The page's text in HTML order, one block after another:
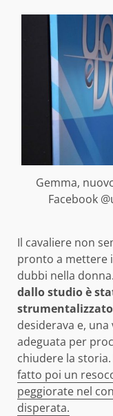
Gemma,
Facebook
Il cavaliere non
pronto a mettere
dubbi nella donna.
dallo studio è
desiderava e,
adeguata per
chiudere la
fatto poi un
peggiorate nel
disperata.